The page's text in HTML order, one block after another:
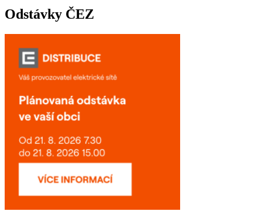
Odstávky ČEZ